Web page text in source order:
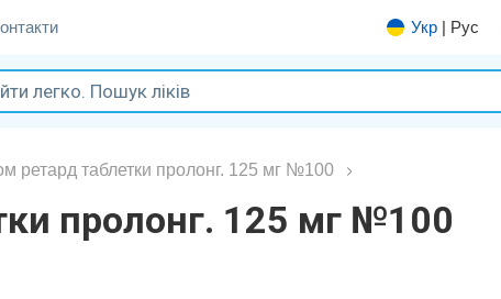
Укр | Рус
ретард таблетки пролонг. 125 мг №100
пролонг. 125 мг №100